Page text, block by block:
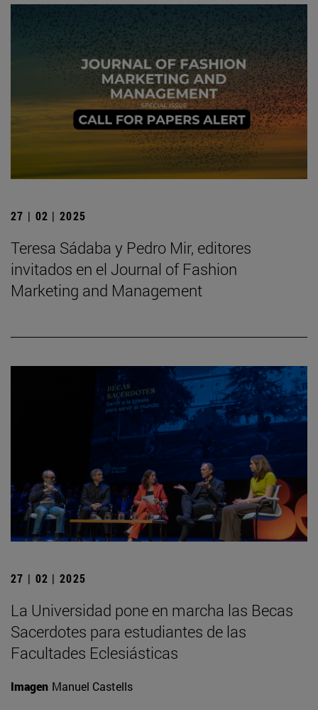
27 | 02 | 2025
Teresa Sádaba y Pedro Mir, editores
invitados en el Journal of Fashion
Marketing and Management
27 | 02 | 2025
La Universidad pone en marcha las Becas
Sacerdotes para estudiantes de las
Facultades Eclesiásticas
Imagen Manuel Castells